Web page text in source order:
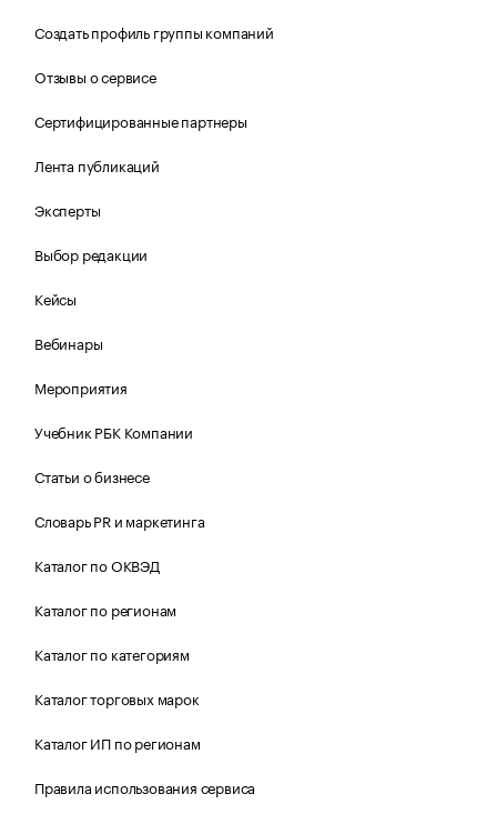
Создать профиль группы компаний
Отзывы о сервисе
Сертифицированные партнеры
Лента публикаций
Эксперты
Выбор редакции
Кейсы
Вебинары
Мероприятия
Учебник РБК Компании
Статьи о бизнесе
Словарь PR и маркетинга
Каталог по ОКВЭД
Каталог по регионам
Каталог по категориям
Каталог торговых марок
Каталог ИП по регионам
Правила использования сервиса